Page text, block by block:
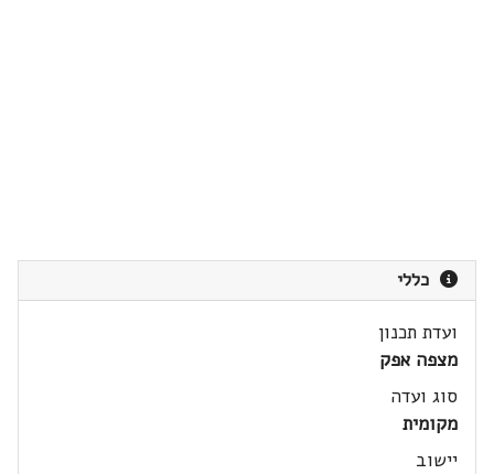
כללי
ועדת תכנון
מצפה אפק
סוג ועדה
מקומית
יישוב